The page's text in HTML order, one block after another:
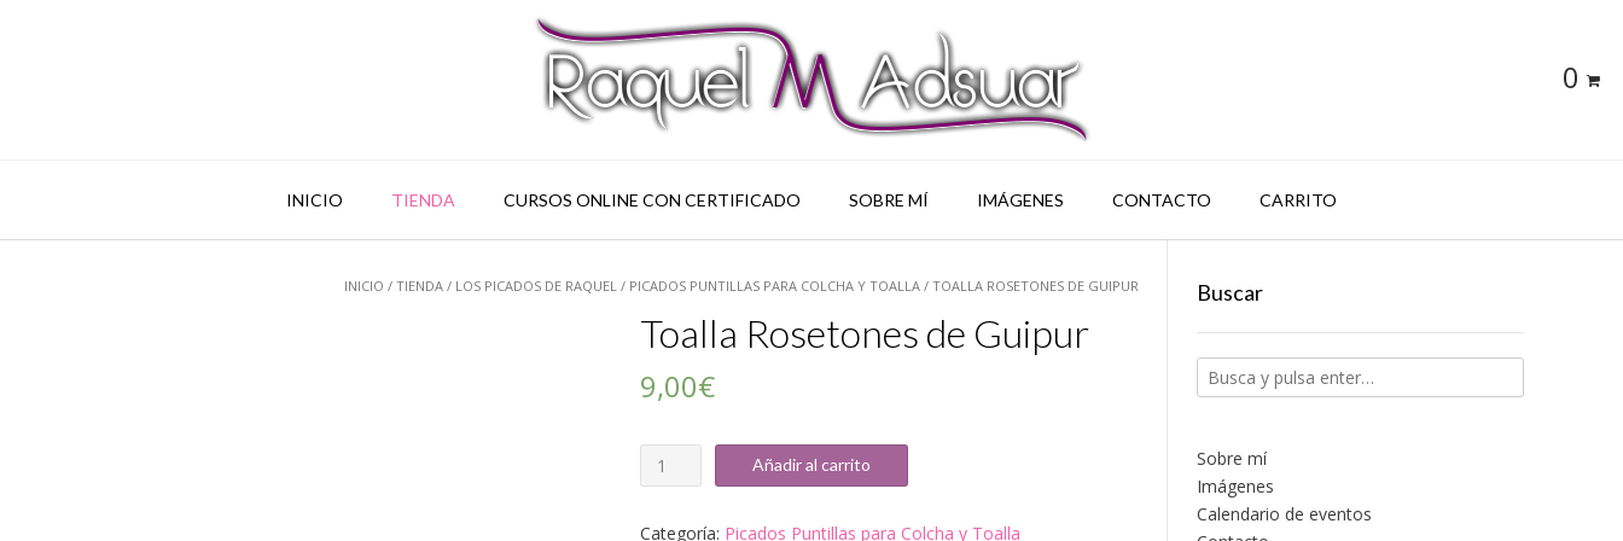
0
INICIO TIENDA CURSOS ONLINE CON CERTIFICADO SOBRE MÍ IMÁGENES CONTACTO CARRITO
INICIO /TIENDA / LOS PICADOS DE RAQUEL / PICADOS PUNTILLAS PARA COLCHA Y TOALLA / TOALLA ROSETONES DE GUIPUR
Toalla Rosetones de Guipur
9,00€
Cantidad Añadir al carrito
Categoría: Picados Puntillas para Colcha y Toalla
Buscar
Sobre mí
Imágenes
Calendario de eventos